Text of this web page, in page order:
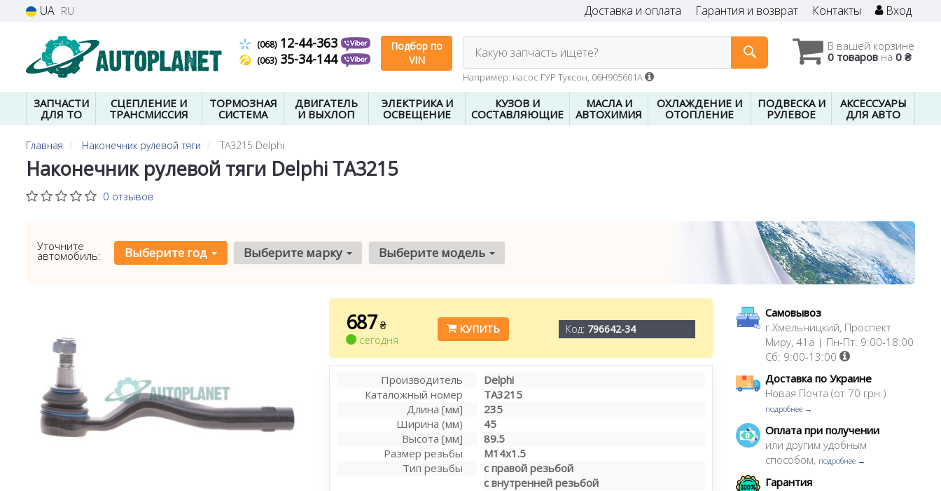
UA RU Доставка и оплата Гарантия и возврат Контакты Вход
(068)12-44-363
(063)35-34-144
Подбор по
VIN
В вашей корзине
0 товаров на 0 ₴
Какую запчасть ищете?
Например: насос ГУР Туксон, 06H905601A
ЗАПЧАСТИ
ДЛЯ ТО
СЦЕПЛЕНИЕ И
ТРАНСМИССИЯ
ТОРМОЗНАЯ
СИСТЕМА
ДВИГАТЕЛЬ
И ВЫХЛОП
ЭЛЕКТРИКА И
ОСВЕЩЕНИЕ
КУЗОВ И
СОСТАВЛЯЮЩИЕ
МАСЛА И
АВТОХИМИЯ
ОХЛАЖДЕНИЕ И
ОТОПЛЕНИЕ
ПОДВЕСКА И
РУЛЕВОЕ
АКСЕССУАРЫ
ДЛЯ АВТО
Главная Наконечник рулевой тяги TA3215 Delphi
Наконечник рулевой тяги Delphi TA3215
0 отзывов
Уточните
автомобиль: Выберите год Выберите марку Выберите модель
687 ₴
сегодня
КУПИТЬ Код: 796642-34
Производитель
Delphi
Каталожный номер
TA3215
Длина [мм]
235
Ширина (мм)
45
Высота [мм]
89.5
Размер резьбы
M14x1.5
Тип резьбы
с правой резьбой
с внутренней резьбой
Самовывоз
г.Хмельницкий, Проспект
Миру, 41а | Пн-Пт: 9:00-18:00
Сб: 9:00-13:00
Доставка по Украине
Новая Почта (от 70 грн.)
подробнее →
Оплата при получении
или другим удобным
способом, подробнее →
Гарантия